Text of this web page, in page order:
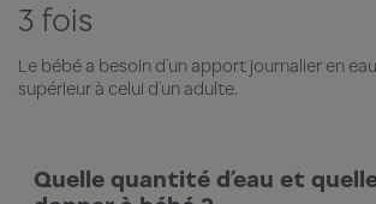
3 fois
Le bébé a besoin d’un apport journalier en
supérieur à celui d’un adulte.
Quelle quantité d’eau et